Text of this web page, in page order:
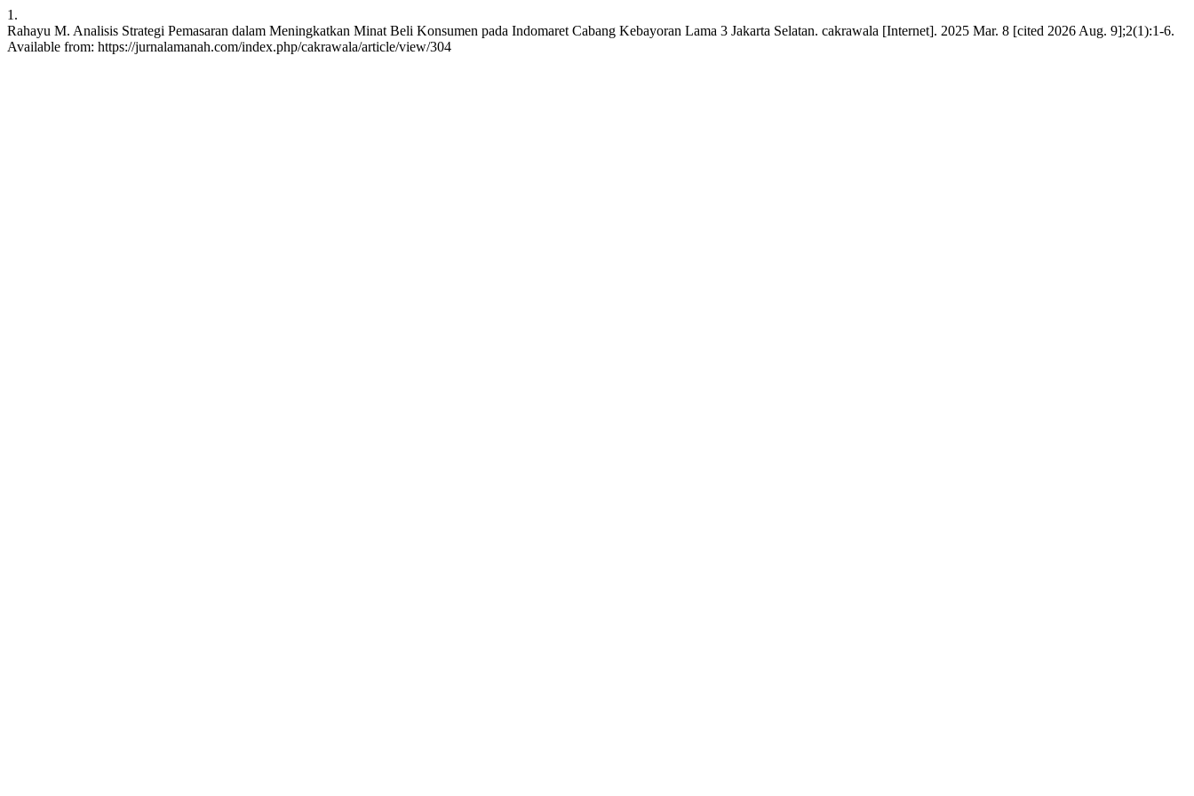
1.
Rahayu M. Analisis Strategi Pemasaran dalam Meningkatkan Minat Beli Konsumen pada Indomaret Cabang Kebayoran Lama 3 Jakarta Selatan. cakrawala [Internet]. 2025 Mar. 8 [cited 2026 Aug. 9];2(1):1-6.
Available from: https://jurnalamanah.com/index.php/cakrawala/article/view/304